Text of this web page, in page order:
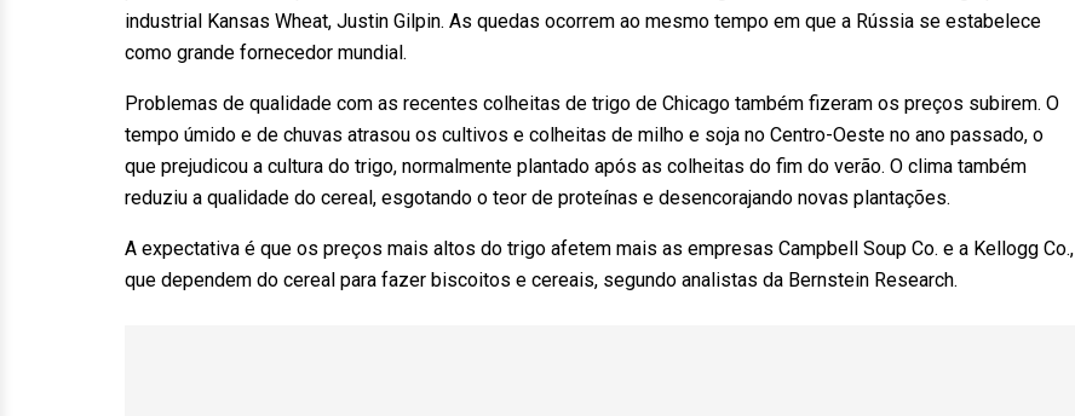
industrial Kansas Wheat, Justin Gilpin. As quedas ocorrem ao mesmo tempo em que a Rússia se estabelece
como grande fornecedor mundial.
Problemas de qualidade com as recentes colheitas de trigo de Chicago também fizeram os preços subirem. O
tempo úmido e de chuvas atrasou os cultivos e colheitas de milho e soja no Centro-Oeste no ano passado, o
que prejudicou a cultura do trigo, normalmente plantado após as colheitas do fim do verão. O clima também
reduziu a qualidade do cereal, esgotando o teor de proteínas e desencorajando novas plantações.
A expectativa é que os preços mais altos do trigo afetem mais as empresas Campbell Soup Co. e a Kellogg Co.,
que dependem do cereal para fazer biscoitos e cereais, segundo analistas da Bernstein Research.